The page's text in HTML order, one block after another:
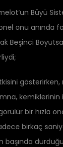
Büyü
onu anında
Beşinci
kemiklerinin
bir hızla
birkaç
başında